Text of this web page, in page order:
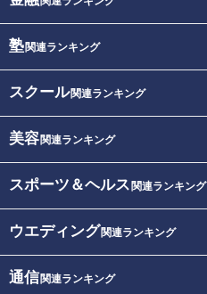
塾関連ランキング
スクール関連ランキング
美容関連ランキング
スポーツ＆ヘルス 関連ランキング
ウエディング関連ランキング
通信関連ランキング